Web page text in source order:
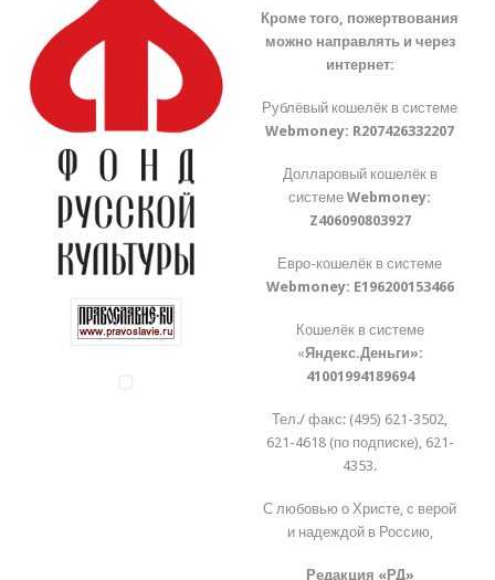
Кроме того, пожертвования
можно направлять и через
интернет:
Рублёвый кошелёк в системе
Webmoney: R207426332207
Долларовый кошелёк в
системеWebmoney:
Z406090803927
Евро-кошелёк в системе
Webmoney: E196200153466
Кошелёк в системе
«Яндекс.Деньги»:
41001994189694
Тел./ факс: (495) 621-3502,
621-4618 (по подписке), 621-
4353.
С любовью о Христе, с верой
и надеждой в Россию,
Редакция «РД»